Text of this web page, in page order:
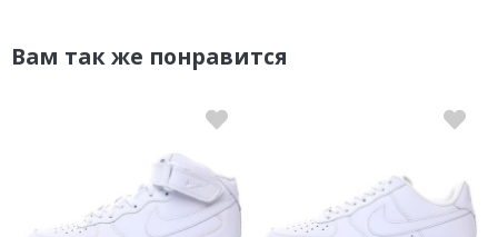
Вам так же понравится